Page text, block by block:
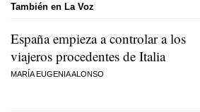
También en La Voz
España empieza a controlar a los
viajeros procedentes de Italia
MARÍA EUGENIA ALONSO